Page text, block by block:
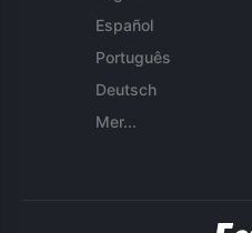
Español
Português
Deutsch
Mer...